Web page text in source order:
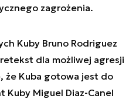
zagrożenia.
Kuby Bruno Rodriguez
dla możliwej agresji
że Kuba gotowa jest do
Kuby Miguel Diaz-Canel